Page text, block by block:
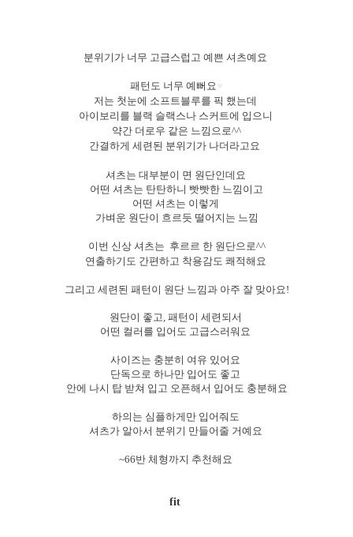
분위기가 너무 고급스럽고 예쁜 셔츠예요
패턴도 너무 예뻐요 ♥
저는 첫눈에 소프트블루를 픽 했는데
아이보리를 블랙 슬랙스나 스커트에 입으니
약간 더로우 같은 느낌으로^^
간결하게 세련된 분위기가 나더라고요
셔츠는 대부분이 면 원단인데요
어떤 셔츠는 탄탄하니 빳빳한 느낌이고
어떤 셔츠는 이렇게
가벼운 원단이 흐르듯 떨어지는 느낌
이번 신상 셔츠는 후르르 한 원단으로^^
연출하기도 간편하고 착용감도 쾌적해요
그리고 세련된 패턴이 원단 느낌과 아주 잘 맞아요!
원단이 좋고, 패턴이 세련되서
어떤 컬러를 입어도 고급스러워요
사이즈는 충분히 여유 있어요
단독으로 하나만 입어도 좋고
안에 나시 탑 받쳐 입고 오픈해서 입어도 충분해요
하의는 심플하게만 입어줘도
셔츠가 알아서 분위기 만들어줄 거예요
~66반 체형까지 추천해요
fit